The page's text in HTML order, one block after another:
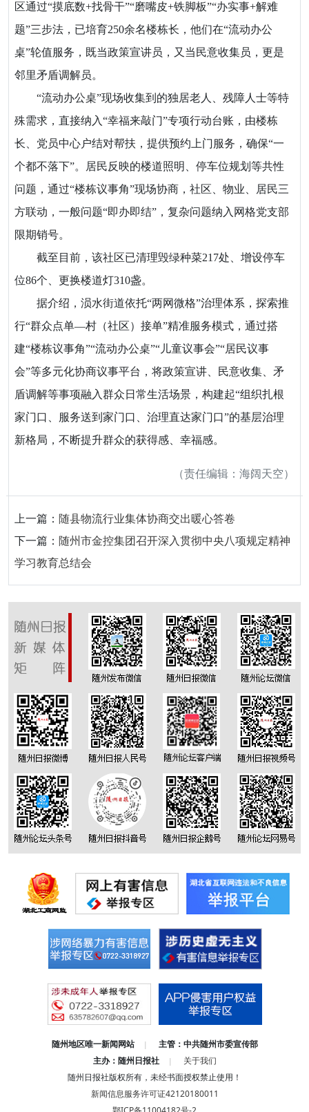
区通过“摸底数+找骨干”“磨嘴皮+铁脚板”“办实事+解难
题”三步法，已培育250余名楼栋长，他们在“流动办公
桌”轮值服务，既当政策宣讲员，又当民意收集员，更是
邻里矛盾调解员。
“流动办公桌”现场收集到的独居老人、残障人士等特
殊需求，直接纳入“幸福来敲门”专项行动台账，由楼栋
长、党员中心户结对帮扶，提供预约上门服务，确保“一
个都不落下”。居民反映的楼道照明、停车位规划等共性
问题，通过“楼栋议事角”现场协商，社区、物业、居民三
方联动，一般问题“即办即结”，复杂问题纳入网格党支部
限期销号。
截至目前，该社区已清理毁绿种菜217处、增设停车
位86个、更换楼道灯310盏。
据介绍，涢水街道依托“两网微格”治理体系，探索推
行“群众点单—村（社区）接单”精准服务模式，通过搭
建“楼栋议事角”“流动办公桌”“儿童议事会”“居民议事
会”等多元化协商议事平台，将政策宣讲、民意收集、矛
盾调解等事项融入群众日常生活场景，构建起“组织扎根
家门口、服务送到家门口、治理直达家门口”的基层治理
新格局，不断提升群众的获得感、幸福感。
（责任编辑：海阔天空）
上一篇： 随县物流行业集体协商交出暖心答卷
下一篇： 随州市金控集团召开深入贯彻中央八项规定精神
学习教育总结会
随州地区唯一新闻网站 |
主管：中共随州市委宣传部
主办：随州日报社
|
关于我们
随州日报社版权所有，未经书面授权禁止使用！
新闻信息服务许可证42120180011